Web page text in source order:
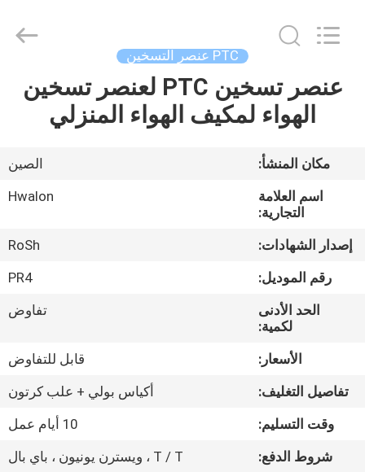
بيت
معلومات
جولة
مراقبة
الجودة
اتصل
PTC عنصر التسخين
عنصر تسخين PTC لعنصر تسخين
الهواء لمكيف الهواء المنزلي
مكان المنشأ:
الصين
اسم العلامة
التجارية:
Hwalon
إصدار الشهادات:
RoSh
رقم الموديل:
PR4
الحد الأدنى
لكمية:
تفاوض
الأسعار:
قابل للتفاوض
تفاصيل التغليف:
أكياس بولي + علب كرتون
وقت التسليم:
10 أيام عمل
شروط الدفع:
T / T ، ويسترن يونيون ، باي بال